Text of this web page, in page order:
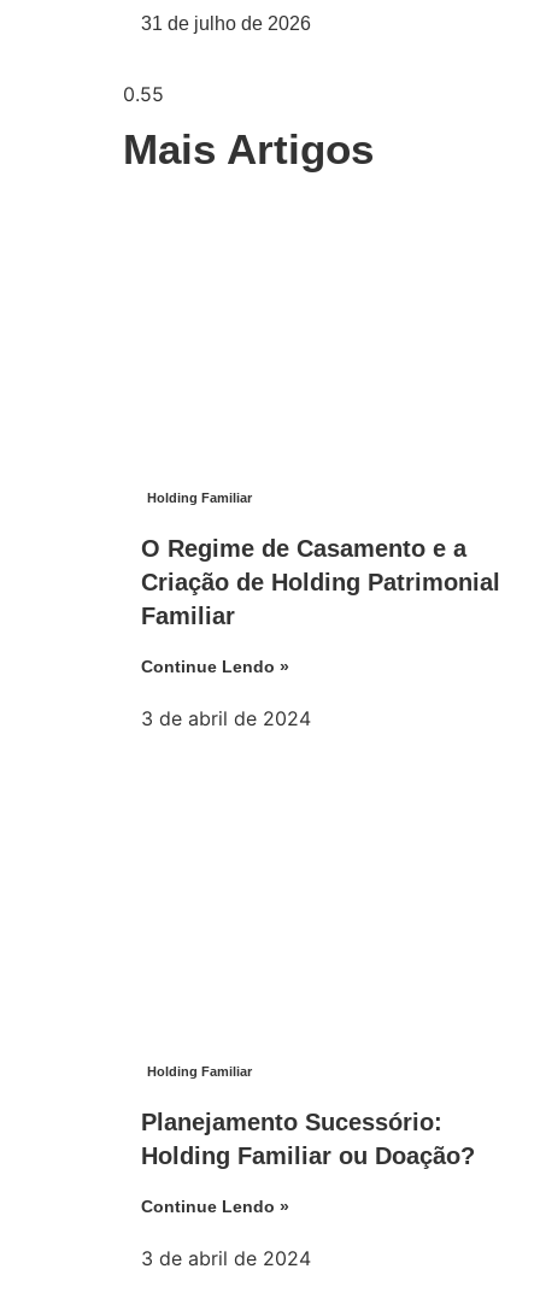
31 de julho de 2026
Mais Artigos
Holding Familiar
O Regime de Casamento e a
Criação de Holding Patrimonial
Familiar
Continue Lendo »
3 de abril de 2024
Holding Familiar
Planejamento Sucessório:
Holding Familiar ou Doação?
Continue Lendo »
3 de abril de 2024